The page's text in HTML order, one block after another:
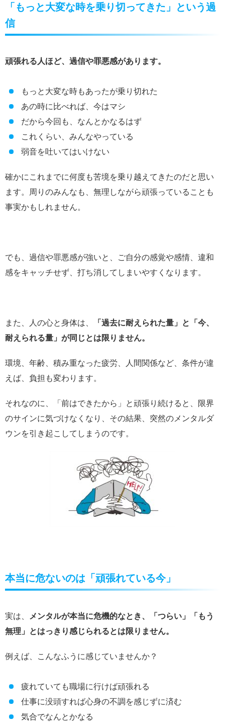
「もっと大変な時を乗り切ってきた」という過
信
頑張れる人ほど、過信や罪悪感があります。
もっと大変な時もあったが乗り切れた
あの時に比べれば、今はマシ
だから今回も、なんとかなるはず
これくらい、みんなやっている
弱音を吐いてはいけない
確かにこれまでに何度も苦境を乗り越えてきたのだと思い
ます。周りのみんなも、無理しながら頑張っていることも
事実かもしれません。
でも、過信や罪悪感が強いと、ご自分の感覚や感情、違和
感をキャッチせず、打ち消してしまいやすくなります。
また、人の心と身体は、
「過去に耐えられた量」と「今、
耐えられる量」が同じとは限りません。
環境、年齢、積み重なった疲労、人間関係など、条件が違
えば、負担も変わります。
それなのに、「前はできたから」と頑張り続けると、限界
のサインに気づけなくなり、その結果、突然のメンタルダ
ウンを引き起こしてしまうのです。
本当に危ないのは「頑張れている今」
実は、
メンタルが本当に危機的なとき、「つらい」「もう
無理」とはっきり感じられるとは限りません。
例えば、こんなふうに感じていませんか？
疲れていても職場に行けば頑張れる
仕事に没頭すれば心身の不調を感じずに済む
気合でなんとかなる